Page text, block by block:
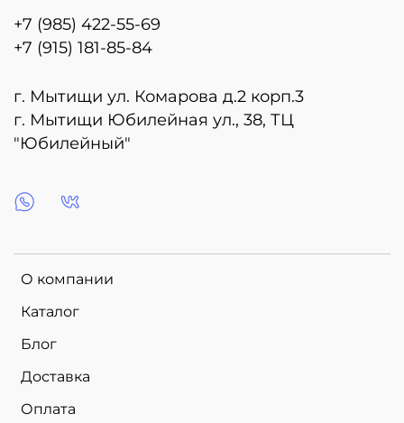
О компании
Каталог
Блог
Доставка
Оплата
+7 (985) 422-55-69
+7 (915) 181-85-84
г. Мытищи ул. Комарова д.2 корп.3
г. Мытищи Юбилейная ул., 38, ТЦ
"Юбилейный"